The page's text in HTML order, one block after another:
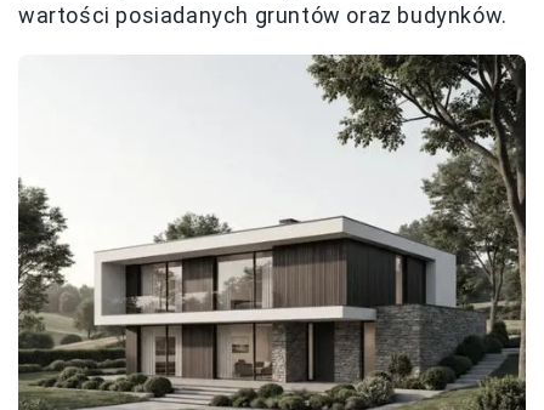
wartości posiadanych gruntów oraz budynków.